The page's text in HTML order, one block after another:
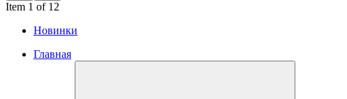
Item 1 of 12
Новинки
Главная